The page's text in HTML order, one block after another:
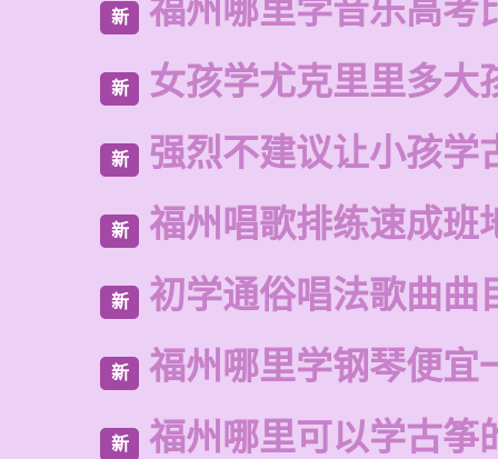
新 福州哪里学音乐高考
新 女孩学尤克里里多大
新 强烈不建议让小孩学
新 福州唱歌排练速成班
新 初学通俗唱法歌曲曲
新 福州哪里学钢琴便宜
新 福州哪里可以学古筝